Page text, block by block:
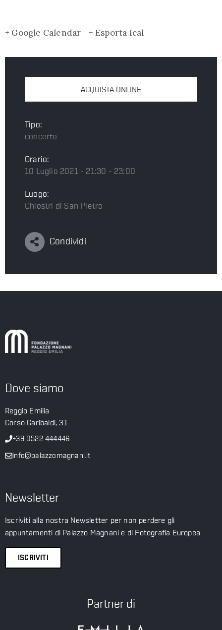
+ Google Calendar + Esporta Ical
ACQUISTA ONLINE
Tipo:
concerto
Orario:
10 Luglio 2021 - 21:30 - 23:00
Luogo:
Chiostri di San Pietro
Condividi
Dove siamo
Reggio Emilia
Corso Garibaldi, 31
+39 0522 444446
info@palazzomagnani.it
Newsletter
Iscriviti alla nostra Newsletter per non perdere gli
appuntamenti di Palazzo Magnani e di Fotografia Europea
ISCRIVITI
Partner di